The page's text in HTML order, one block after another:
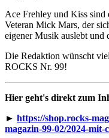
Ace Frehley und Kiss sind
Veteran Mick Mars, der
eigener Musik auslebt und
Die Redaktion wünscht
ROCKS Nr. 99!
Hier geht's direkt zum
► https://shop.rocks-
magazin-99-02/2024-mit-